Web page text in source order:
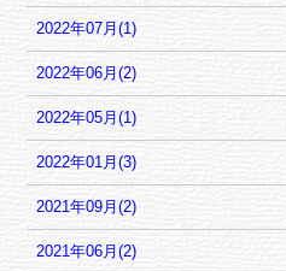
2022年07月(1)
2022年06月(2)
2022年05月(1)
2022年01月(3)
2021年09月(2)
2021年06月(2)